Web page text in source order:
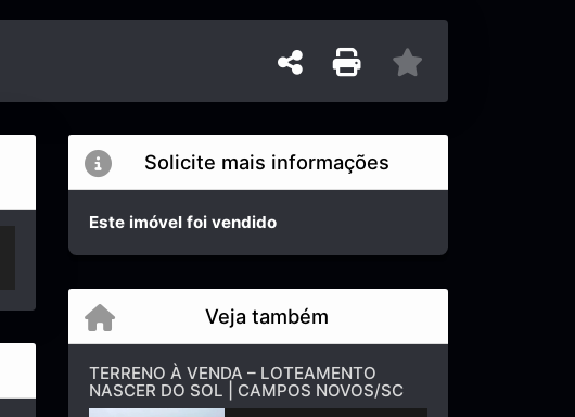
Solicite mais informações
Este imóvel foi vendido
Veja também
TERRENO À VENDA – LOTEAMENTO
NASCER DO SOL | CAMPOS NOVOS/SC